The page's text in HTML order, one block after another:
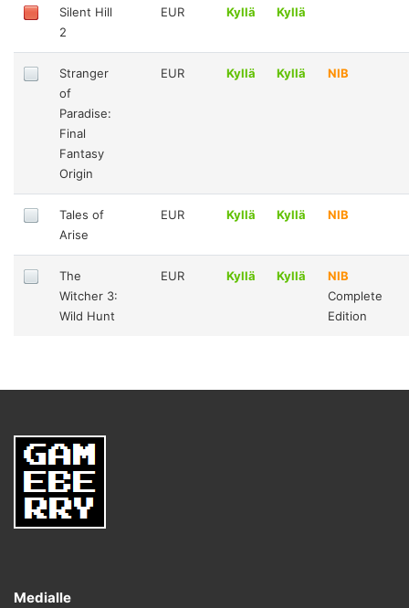
Silent Hill
2
EUR Kyllä Kyllä
Stranger
of
Paradise:
Final
Fantasy
Origin
EUR Kyllä Kyllä NIB
Tales of
Arise
EUR Kyllä Kyllä NIB
The
Witcher 3:
Wild Hunt
EUR Kyllä Kyllä
NIB
Complete
Edition
Medialle